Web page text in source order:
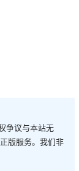
争议与本站无
版服务。我们非